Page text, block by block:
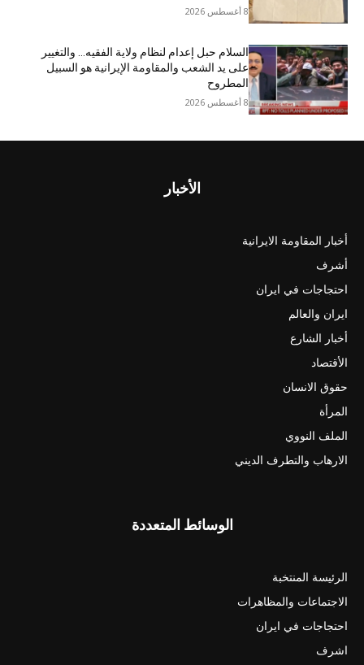
8 أغسطس 2026
السلام حبل إعدام لنظام ولاية الفقيه… والتغيير
على يد الشعب والمقاومة الإيرانية هو السبيل
المطروح
8 أغسطس 2026
الأخبار
أخبار المقاومة الايرانية
أشرف
احتجاجات في ايران
ايران والعالم
أخبار الشارع
الأقتصاد
حقوق الانسان
المرأة
الملف النووي
الارهاب والتطرف الديني
الوسائط المتعددة
الرئيسة المنتخبة
الاجتماعات والمظاهرات
احتجاجات في ايران
اشرف